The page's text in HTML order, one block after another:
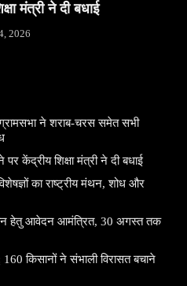
मंत्री ने दी बधाई
2026
ग्रामसभा ने शराब-चरस समेत सभी
पर केंद्रीय शिक्षा मंत्री ने दी बधाई
का राष्ट्रीय मंथन, शोध और
हेतु आवेदन आमंत्रित, 30 अगस्त तक
किसानों ने संभाली विरासत बचाने